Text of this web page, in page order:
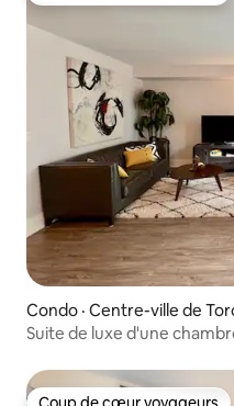
Condo · Centre-ville de
Suite de luxe d'une